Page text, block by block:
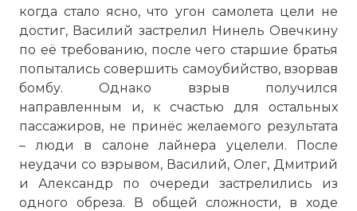
когда стало ясно, что угон самолета цели не
достиг, Василий застрелил Нинель Овечкину
по её требованию, после чего старшие братья
попытались совершить самоубийство, взорвав
бомбу. Однако взрыв получился
направленным и, к счастью для остальных
пассажиров, не принёс желаемого результата
– люди в салоне лайнера уцелели. После
неудачи со взрывом, Василий, Олег, Дмитрий
и Александр по очереди застрелились из
одного обреза. В общей сложности, в ходе